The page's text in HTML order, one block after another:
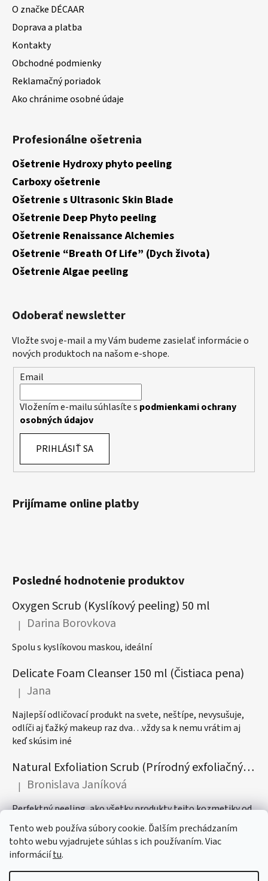
Tento web používa súbory cookie. Ďalším prechádzaním
tohto webu vyjadrujete súhlas s ich používaním. Viac
informáciítu.
O značke DÉCAAR
Doprava a platba
Kontakty
Obchodné podmienky
Reklamačný poriadok
Ako chránime osobné údaje
Profesionálne ošetrenia
Ošetrenie Hydroxy phyto peeling
Carboxy ošetrenie
Ošetrenie s Ultrasonic Skin Blade
Ošetrenie Deep Phyto peeling
Ošetrenie Renaissance Alchemies
Ošetrenie “Breath Of Life” (Dych života)
Ošetrenie Algae peeling
Odoberať newsletter
Vložte svoj e-mail a my Vám budeme zasielať informácie o
nových produktoch na našom e-shope.
Email
Vložením e-mailu súhlasíte s podmienkami ochrany
osobných údajov
PRIHLÁSIŤ SA
Prijímame online platby
Posledné hodnotenie produktov
Oxygen Scrub (Kyslíkový peeling) 50 ml
Hodnotenie produktu je 5 z 5 hviezdičiek.
| Darina Borovkova
Spolu s kyslíkovou maskou, ideální
Delicate Foam Cleanser 150 ml (Čistiaca pena)
Hodnotenie produktu je 5 z 5 hviezdičiek.
| Jana
Najlepší odličovací produkt na svete, neštípe, nevysušuje,
odlíči aj ťažký makeup raz dva…vždy sa k nemu vrátim aj
keď skúsim iné
Natural Exfoliation Scrub (Prírodný exfoliačný peeling)
Hodnotenie produktu je 5 z 5 hviezdičiek.
| Bronislava Janíková
Perfektný peeling, ako všetky produkty tejto kozmetiky od
vône až po ich najdôležitejší účinok, odporúčam! :)